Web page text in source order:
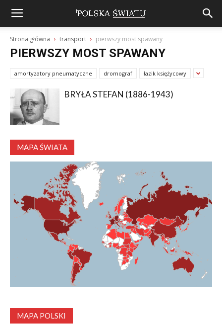
Strona główna transport pierwszy most spawany
PIERWSZY MOST SPAWANY
amortyzatory pneumatyczne dromograf łazik księżycowy
BRYŁA STEFAN (1886-1943)
MAPA ŚWIATA
MAPA POLSKI